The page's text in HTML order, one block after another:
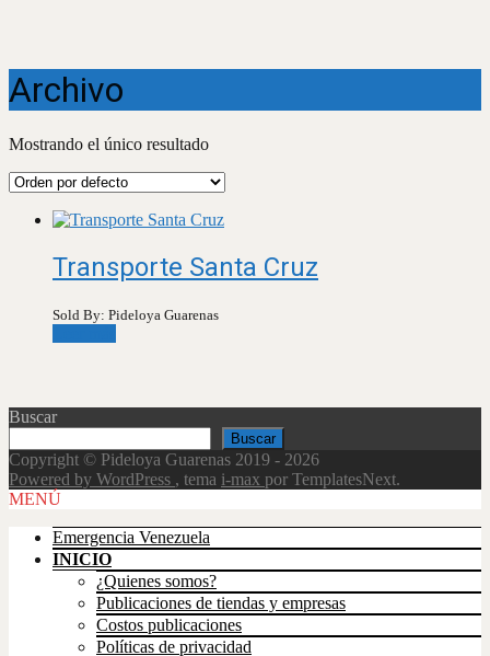
Archivo
Mostrando el único resultado
Transporte Santa Cruz
Sold By: Pideloya Guarenas
Buscar
Buscar
Copyright © Pideloya Guarenas 2019 - 2026
Powered by WordPress , tema i-max por TemplatesNext.
Scroll
MENÚ
Emergencia Venezuela
INICIO
¿Quienes somos?
Publicaciones de tiendas y empresas
Costos publicaciones
Políticas de privacidad